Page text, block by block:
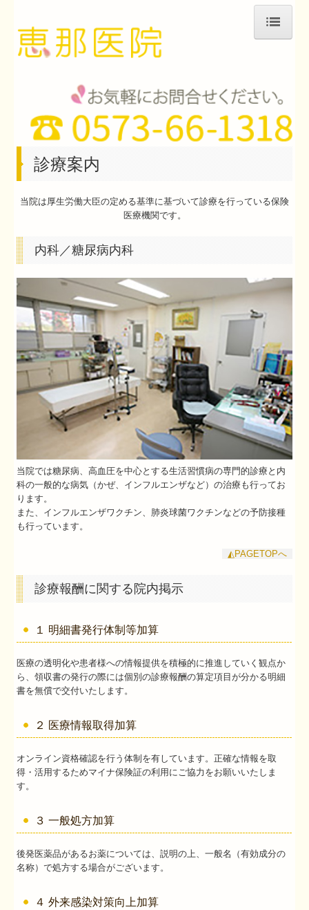
診療案内
医院概要・地図
院内紹介
脂質異常症（高脂血症）
メタボリックシンドローム
訪問リハビリテーション
通所リハビリテーション
患者様の声・よくある質問
お問い合わせフォーム
診療案内
当院は厚生労働大臣の定める基準に基づいて診療を行っている保険
医療機関です。
内科／糖尿病内科
当院では糖尿病、高血圧を中心とする生活習慣病の専門的診療と内
科の一般的な病気（かぜ、インフルエンザなど）の治療も行ってお
ります。
また、インフルエンザワクチン、肺炎球菌ワクチンなどの予防接種
も行っています。
◭PAGETOPへ
診療報酬に関する院内掲示
１ 明細書発行体制等加算
医療の透明化や患者様への情報提供を積極的に推進していく観点か
ら、領収書の発行の際には個別の診療報酬の算定項目が分かる明細
書を無償で交付いたします。
２ 医療情報取得加算
オンライン資格確認を行う体制を有しています。正確な情報を取
得・活用するためマイナ保険証の利用にご協力をお願いいたしま
す。
３ 一般処方加算
後発医薬品があるお薬については、説明の上、一般名（有効成分の
名称）で処方する場合がございます。
４ 外来感染対策向上加算